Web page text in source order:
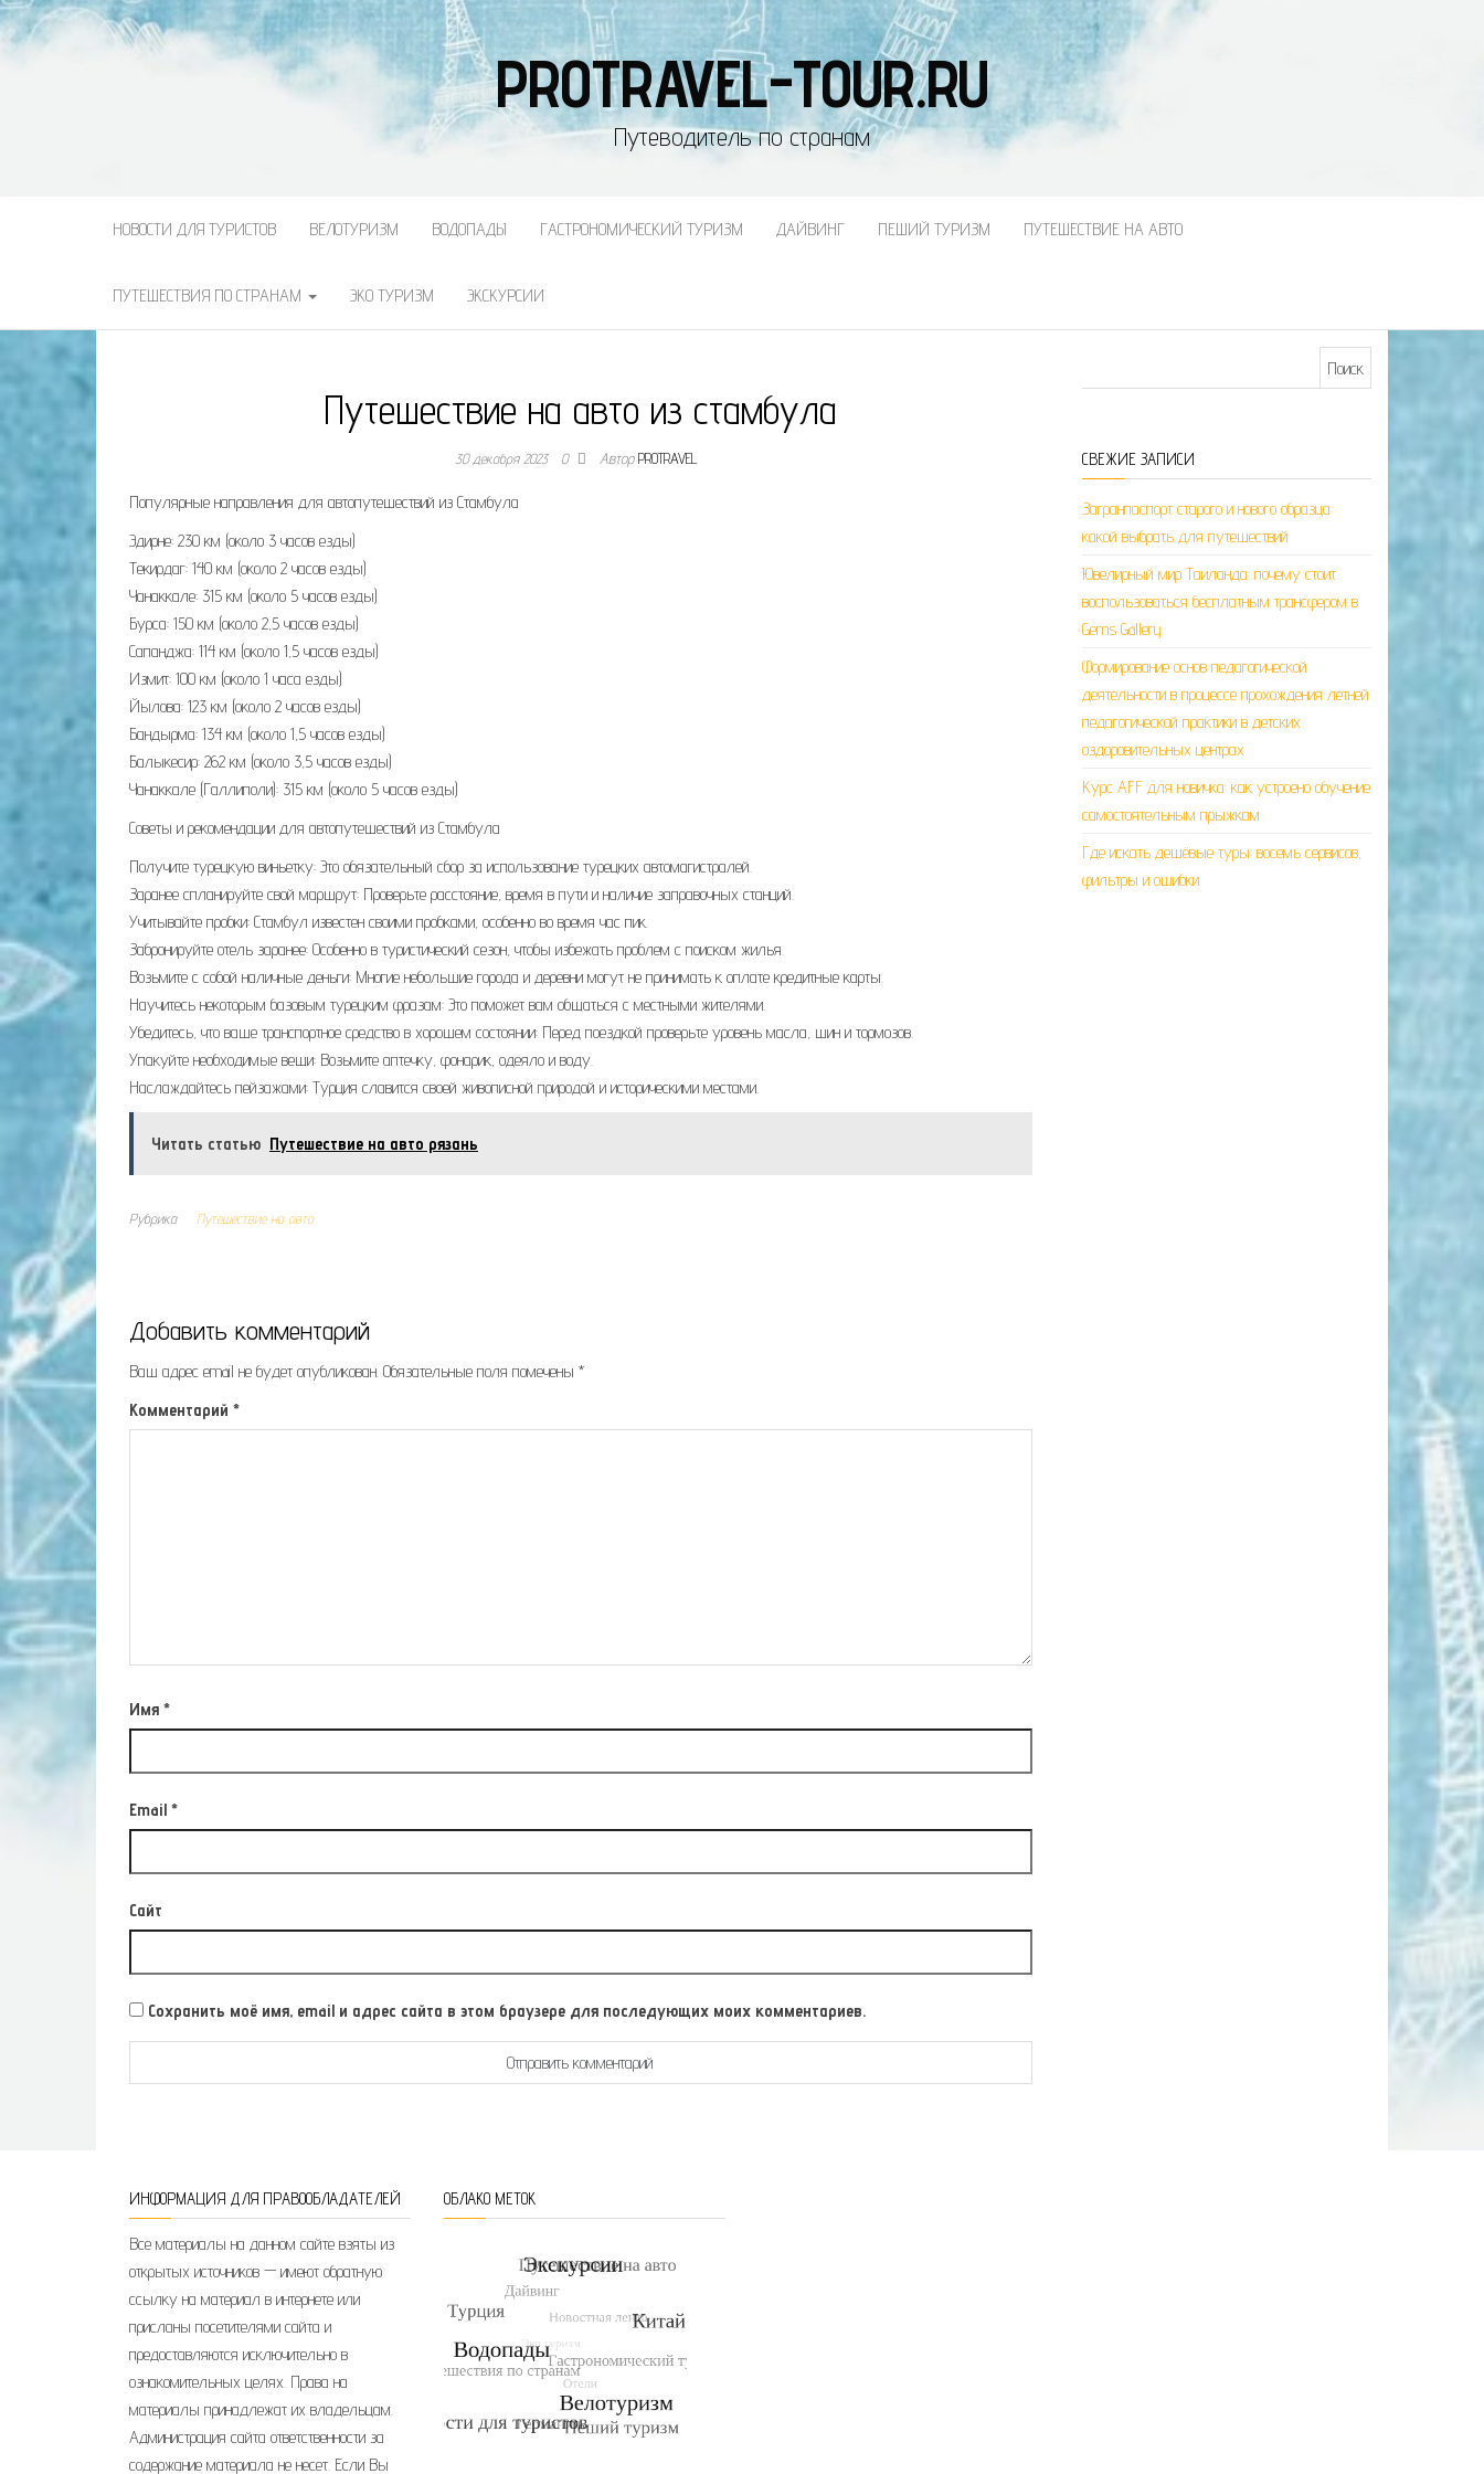
PROTRAVEL-TOUR.RU
Путеводитель по странам
НОВОСТИ ДЛЯ ТУРИСТОВ ВЕЛОТУРИЗМ ВОДОПАДЫ ГАСТРОНОМИЧЕСКИЙ ТУРИЗМ ДАЙВИНГ ПЕШИЙ ТУРИЗМ ПУТЕШЕСТВИЕ НА АВТО
ПУТЕШЕСТВИЯ ПО СТРАНАМ ЭКО ТУРИЗМ ЭКСКУРСИИ
Путешествие на авто из стамбула
30 декабря 2023 0 АвторPROTRAVEL
Популярные направления для автопутешествий из Стамбула
Эдирне: 230 км (около 3 часов езды)
Текирдаг: 140 км (около 2 часов езды)
Чанаккале: 315 км (около 5 часов езды)
Бурса: 150 км (около 2,5 часов езды)
Сапанджа: 114 км (около 1,5 часов езды)
Измит: 100 км (около 1 часа езды)
Йылова: 123 км (около 2 часов езды)
Бандырма: 134 км (около 1,5 часов езды)
Балыкесир: 262 км (около 3,5 часов езды)
Чанаккале (Галлиполи): 315 км (около 5 часов езды)
Советы и рекомендации для автопутешествий из Стамбула
Получите турецкую виньетку: Это обязательный сбор за использование турецких автомагистралей.
Заранее спланируйте свой маршрут: Проверьте расстояние, время в пути и наличие заправочных станций.
Учитывайте пробки: Стамбул известен своими пробками, особенно во время час пик.
Забронируйте отель заранее: Особенно в туристический сезон, чтобы избежать проблем с поиском жилья.
Возьмите с собой наличные деньги: Многие небольшие города и деревни могут не принимать к оплате кредитные карты.
Научитесь некоторым базовым турецким фразам: Это поможет вам общаться с местными жителями.
Убедитесь, что ваше транспортное средство в хорошем состоянии: Перед поездкой проверьте уровень масла, шин и тормозов.
Упакуйте необходимые вещи: Возьмите аптечку, фонарик, одеяло и воду.
Наслаждайтесь пейзажами: Турция славится своей живописной природой и историческими местами.
Читать статью Путешествие на авто рязань
Рубрика Путешествие на авто
Добавить комментарий
Ваш адрес email не будет опубликован. Обязательные поля помечены *
Комментарий *
Имя *
Email *
Сайт
Сохранить моё имя, email и адрес сайта в этом браузере для последующих моих комментариев.
СВЕЖИЕ ЗАПИСИ
Загранпаспорт старого и нового образца:
какой выбрать для путешествий
Ювелирный мир Таиланда: почему стоит
воспользоваться бесплатным трансфером в
Gems Gallery
Формирование основ педагогической
деятельности в процессе прохождения летней
педагогической практики в детских
оздоровительных центрах
Курс AFF для новичка: как устроено обучение
самостоятельным прыжкам
Где искать дешёвые туры: восемь сервисов,
фильтры и ошибки
ИНФОРМАЦИЯ ДЛЯ ПРАВООБЛАДАТЕЛЕЙ
Все материалы на данном сайте взяты из
открытых источников — имеют обратную
ссылку на материал в интернете или
присланы посетителями сайта и
предоставляются исключительно в
ознакомительных целях. Права на
материалы принадлежат их владельцам.
Администрация сайта ответственности за
содержание материала не несет. Если Вы
ОБЛАКО МЕТОК